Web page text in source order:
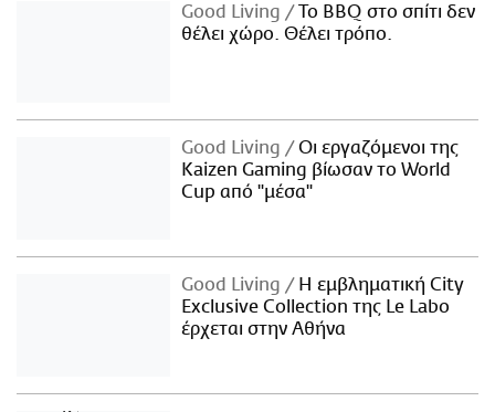
Good Living
Το BBQ στο σπίτι δεν
θέλει χώρο. Θέλει τρόπο.
Good Living
Οι εργαζόμενοι της
Kaizen Gaming βίωσαν το World
Cup από "μέσα"
Good Living
Η εμβληματική City
Exclusive Collection της Le Labo
έρχεται στην Αθήνα